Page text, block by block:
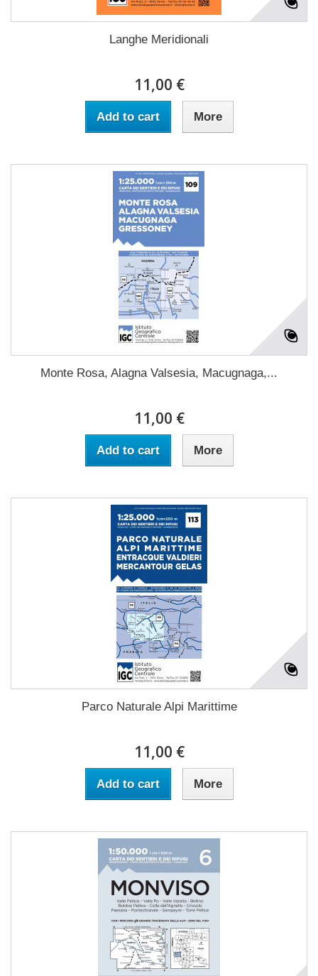
Langhe Meridionali
11,00 €
Add to cart More
Monte Rosa, Alagna Valsesia, Macugnaga,...
11,00 €
Add to cart More
Parco Naturale Alpi Marittime
11,00 €
Add to cart More